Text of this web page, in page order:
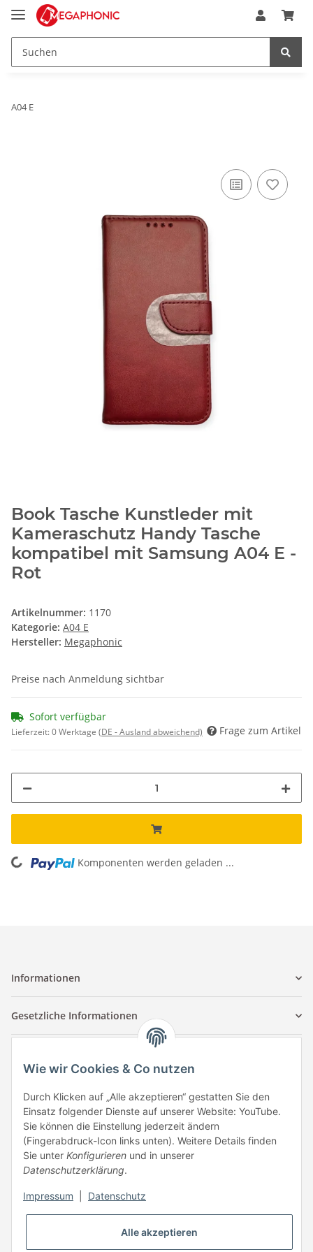
A04 E
Book Tasche Kunstleder mit
Kameraschutz Handy Tasche
kompatibel mit Samsung A04 E -
Rot
Artikelnummer: 1170
Kategorie: A04 E
Hersteller: Megaphonic
Preise nach Anmeldung sichtbar
Sofort verfügbar
Lieferzeit:0 Werktage (DE - Ausland abweichend) Frage zum Artikel
Loading... Komponenten werden geladen ...
Informationen
Gesetzliche Informationen
Tuccar GmbH
Raum A-123
Anton-Kux-Str.2
41460 Neuss
E-Mail: info @ megaphonic.de
Kundenservice
Mo - Fr 10:00 - 18:00
Mail: info @ megaphonic.de
Wie wir Cookies & Co nutzen
Durch Klicken auf „Alle akzeptieren“ gestatten Sie den
Einsatz folgender Dienste auf unserer Website: YouTube.
Sie können die Einstellung jederzeit ändern
(Fingerabdruck-Icon links unten). Weitere Details finden
Sie unter Konfigurieren und in unserer
Datenschutzerklärung.
Impressum Datenschutz
Alle akzeptieren